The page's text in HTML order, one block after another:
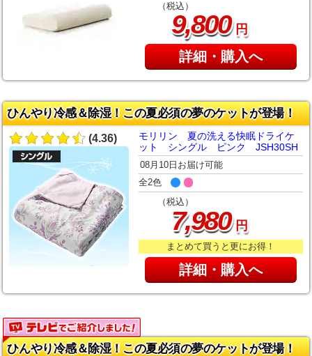
（税込）
9,800円
詳細・購入へ
ひんやり冷感＆除湿！この夏必須の夢のケットが登場！
(4.36)
モリリン 夏の洗える快眠ドライケ
ット シングル ピンク JSH30SH
08月10日お届け可能
全2色
（税込）
7,980円
まとめて買うと更にお得！
詳細・購入へ
ひんやり冷感＆除湿！この夏必須の夢のケットが登場！